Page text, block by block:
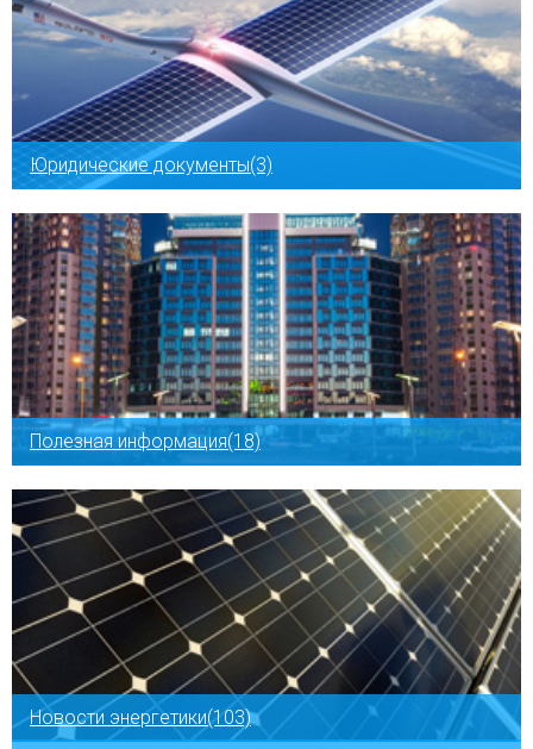
Юридические документы(3)
Полезная информация(18)
Новости энергетики(103)